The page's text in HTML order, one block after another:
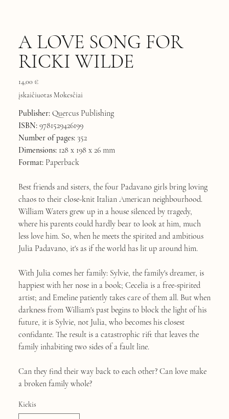
A LOVE SONG FOR
RICKI WILDE
14,00 €
įskaičiuotas Mokesčiai
Publisher:Quercus Publishing
ISBN:9781529426199
Number of pages:352
Dimensions:128 x 198 x 26 mm
Format:Paperback
Best friends and sisters, the four Padavano girls bring loving
chaos to their close-knit Italian American neighbourhood.
William Waters grew up in a house silenced by tragedy,
where his parents could hardly bear to look at him, much
less love him. So, when he meets the spirited and ambitious
Julia Padavano, it's as if the world has lit up around him.
With Julia comes her family: Sylvie, the family's dreamer, is
happiest with her nose in a book; Cecelia is a free-spirited
artist; and Emeline patiently takes care of them all. But when
darkness from William's past begins to block the light of his
future, it is Sylvie, not Julia, who becomes his closest
confidante. The result is a catastrophic rift that leaves the
family inhabiting two sides of a fault line.
Can they find their way back to each other? Can love make
a broken family whole?
Kiekis